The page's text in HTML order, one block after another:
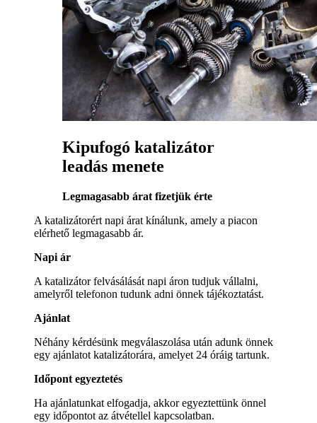
Kipufogó katalizátor
leadás menete
Legmagasabb árat fizetjük érte
A katalizátorért napi árat kínálunk, amely a piacon
elérhető legmagasabb ár.
Napi ár
A katalizátor felvásálását napi áron tudjuk vállalni,
amelyről telefonon tudunk adni önnek tájékoztatást.
Ajánlat
Néhány kérdésünk megválaszolása után adunk önnek
egy ajánlatot katalizátorára, amelyet 24 óráig tartunk.
Időpont egyeztetés
Ha ajánlatunkat elfogadja, akkor egyeztettünk önnel
egy időpontot az átvétellel kapcsolatban.